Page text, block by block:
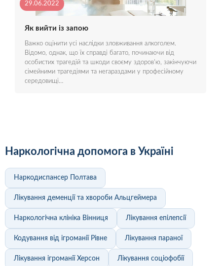
29.06.2022
Як вийти із запою
Важко оцінити усі наслідки зловживання алкоголем.
Відомо, однак, що їх справді багато, починаючи від
особистих трагедій та шкоди своєму здоров'ю, закінчуючи
сімейними трагедіями та негараздами у професійному
середовищі…
Наркологічна допомога в Україні
Наркодиспансер Полтава
Лікування деменції та хвороби Альцгеймера
Наркологічна клініка Вінниця Лікування епілепсії
Кодування від ігроманії Рівне Лікування параної
Лікування ігроманії Херсон Лікування соціофобії